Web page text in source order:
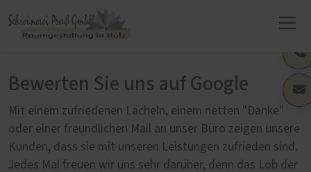
Bewerten Sie uns auf Google
Mit einem zufriedenen Lächeln, einem netten "Danke"
oder einer freundlichen Mail an unser Büro zeigen unsere
Kunden, dass sie mit unseren Leistungen zufrieden sind.
Jedes Mal freuen wir uns sehr darüber, denn das Lob der